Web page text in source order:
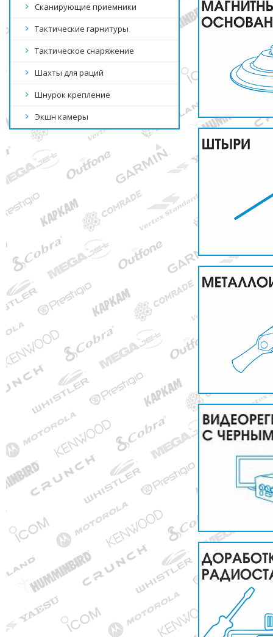
Сканирующие приемники
Тактические гарнитуры
Тактическое снаряжение
Шахты для раций
Шнурок крепление
Экшн камеры